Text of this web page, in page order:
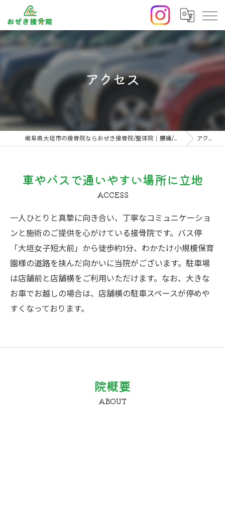
アクセス
岐阜県大垣市の接骨院ならおぜき接骨院/整体院｜腰痛/交通事故治療/肩こり アクセス
車やバスで通いやすい場所に立地
ACCESS
一人ひとりと真摯に向き合い、丁寧なコミュニケーショ
ンと施術のご提供を心がけている接骨院です。バス停
「大垣女子短大前」から徒歩約1分、わかたけ小規模保育
園様の道路を挟んだ向かいに当院がございます。駐車場
は店舗前と店舗横をご利用いただけます。なお、大きな
お車でお越しの場合は、店舗横の駐車スペースが停めや
すくなっております。
院概要
ABOUT